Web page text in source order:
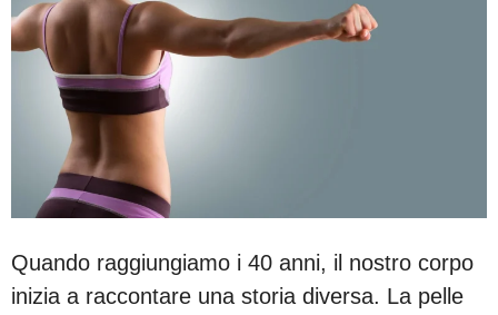
Quando raggiungiamo i 40 anni, il nostro corpo
inizia a raccontare una storia diversa. La pelle